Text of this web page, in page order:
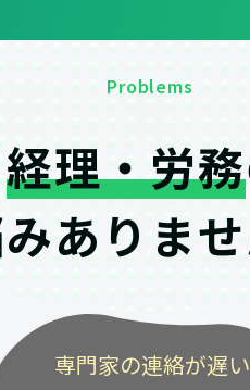
Problems
経理・労務
ありま
専門家の連絡が遅い